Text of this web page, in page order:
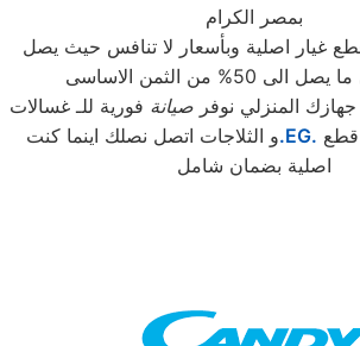
بمصر الكرام
غيار اصلية وبأسعار لا تنافس حيث يصل
من الثمن الاساسى
المنزلي نوفر صيانة فورية للـ غسالات
و الثلاجات اتصل نصلك اينما كنت.EG.
اصلية بضمان شامل